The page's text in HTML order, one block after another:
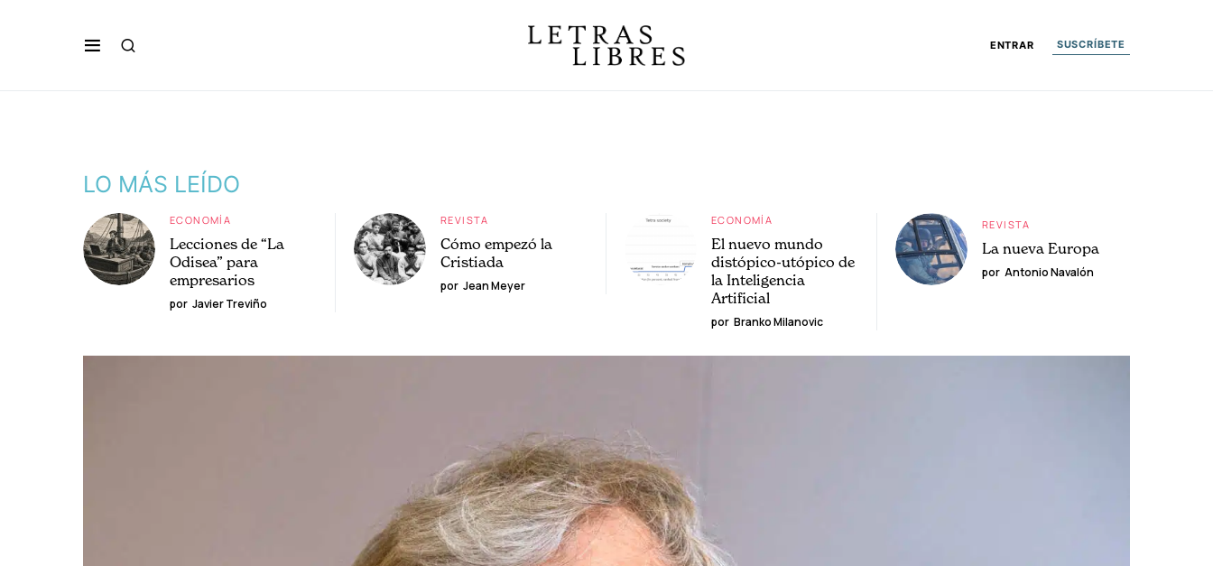
ENTRAR SUSCRÍBETE
LO MÁS LEÍDO
ECONOMÍA
Lecciones de “La
Odisea” para
empresarios
por Javier Treviño
REVISTA
Cómo empezó la
Cristiada
por Jean Meyer
ECONOMÍA
El nuevo mundo
distópico-utópico de
la Inteligencia
Artificial
por Branko Milanovic
REVISTA
La nueva Europa
por Antonio Navalón